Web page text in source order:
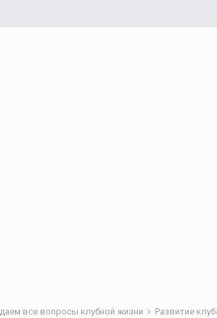
все вопросы клубной жизни Развитие